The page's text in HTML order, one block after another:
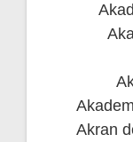
Akran